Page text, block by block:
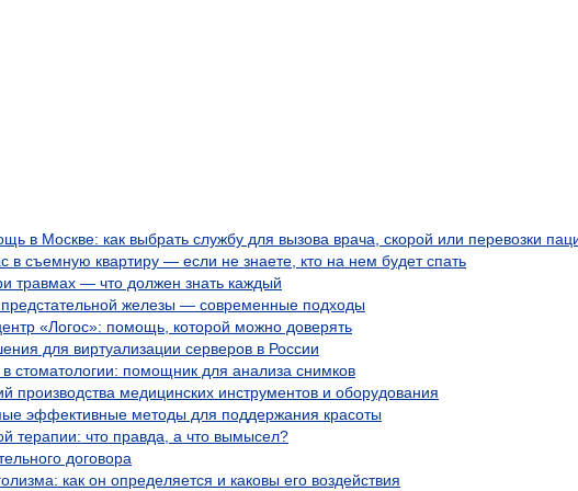
в Москве: как выбрать службу для вызова врача, скорой или перевозки
в съемную квартиру — если не знаете, кто на нем будет спать
травмах — что должен знать каждый
железы — современные подходы
«Логос»: помощь, которой можно доверять
для виртуализации серверов в России
стоматологии: помощник для анализа снимков
производства медицинских инструментов и оборудования
эффективные методы для поддержания красоты
терапии: что правда, а что вымысел?
договора
как он определяется и каковы его воздействия